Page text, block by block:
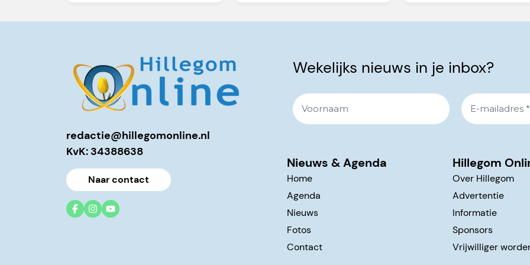
redactie@hillegomonline.nl
KvK: 34388638
Naar contact
Wekelijks nieuws in je inbox?
Nieuws & Agenda
Home
Agenda
Nieuws
Fotos
Contact
Hillegom
Over Hillegom
Advertentie
Informatie
Sponsors
Vrijwilliger